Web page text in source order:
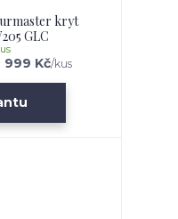
kryt
GLC
999 Kč/kus